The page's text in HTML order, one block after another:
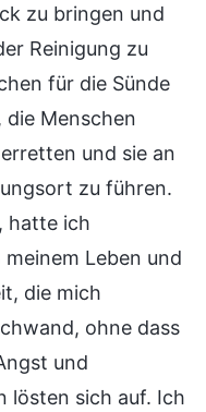
zu bringen und
Reinigung zu
für die Sünde
die Menschen
und sie an
zu führen.
hatte ich
Leben und
die mich
ohne dass
und
lösten sich auf. Ich